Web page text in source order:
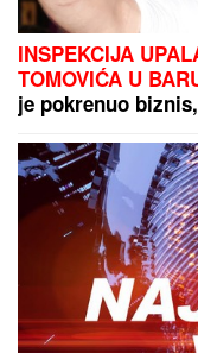
INSPEKCIJA
TOMOVIĆA U
je pokrenuo